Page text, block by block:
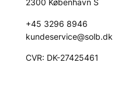
2300 København S
+45 3296 8946
kundeservice@solb.dk
CVR: DK-27425461